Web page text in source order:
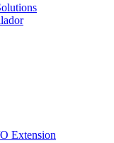
Extension